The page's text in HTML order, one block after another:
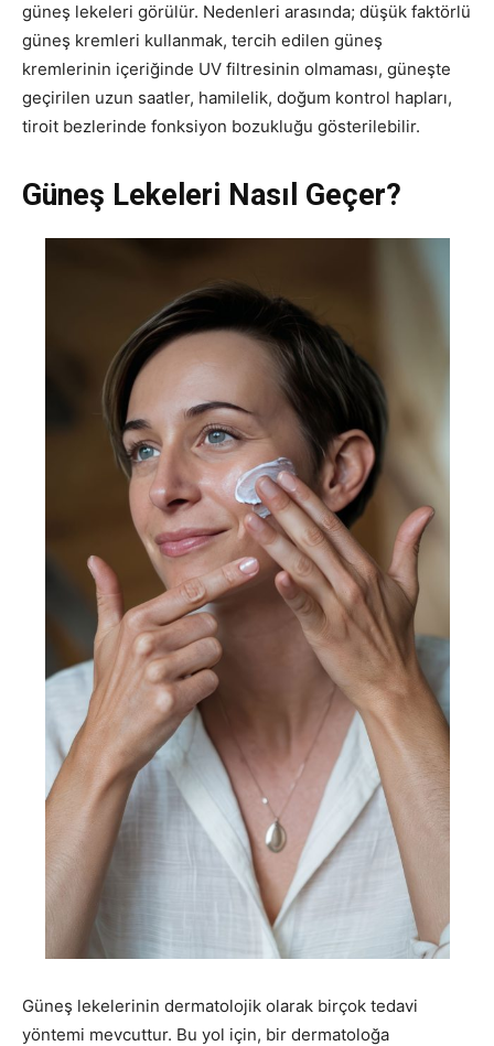
güneş lekeleri görülür. Nedenleri arasında; düşük faktörlü
güneş kremleri kullanmak, tercih edilen güneş
kremlerinin içeriğinde UV filtresinin olmaması, güneşte
geçirilen uzun saatler, hamilelik, doğum kontrol hapları,
tiroit bezlerinde fonksiyon bozukluğu gösterilebilir.
Güneş Lekeleri Nasıl Geçer?
Güneş lekelerinin dermatolojik olarak birçok tedavi
yöntemi mevcuttur. Bu yol için, bir dermatoloğa